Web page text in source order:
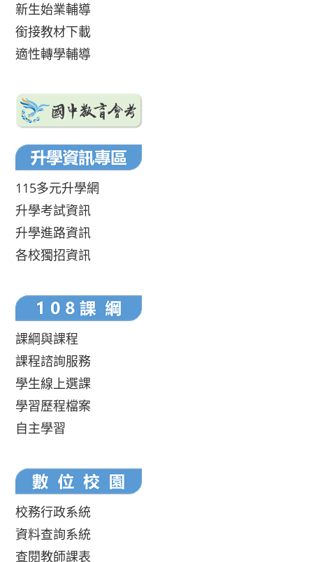
新生始業輔導
銜接教材下載
適性轉學輔導
115多元升學網
升學考試資訊
升學進路資訊
各校獨招資訊
課綱與課程
課程諮詢服務
學生線上選課
學習歷程檔案
自主學習
校務行政系統
資料查詢系統
查閱教師課表